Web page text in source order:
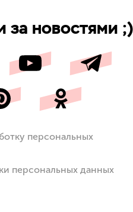
за новостями ;)
персональных
персональных данных